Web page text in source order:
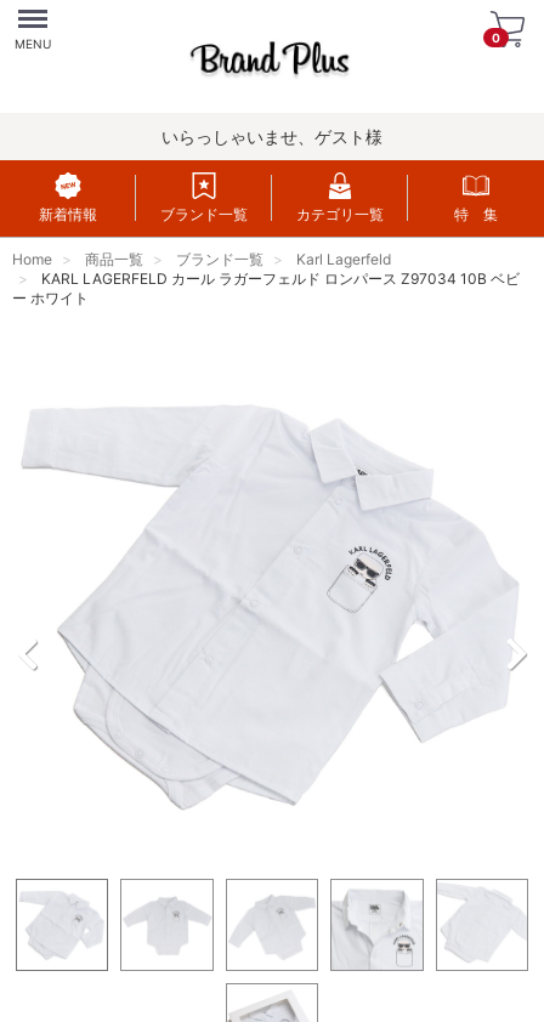
Menu
MENU 0
いらっしゃいませ、ゲスト様
新着情報 ブランド一覧 カテゴリ一覧 特 集
Home 商品一覧 ブランド一覧
Karl Lagerfeld
KARL LAGERFELD カール ラガーフェルド ロンパース Z97034 10B ベビ
ー ホワイト